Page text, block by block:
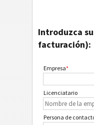
Introduzca
facturación):
Empresa*
Licenciatario
Persona de